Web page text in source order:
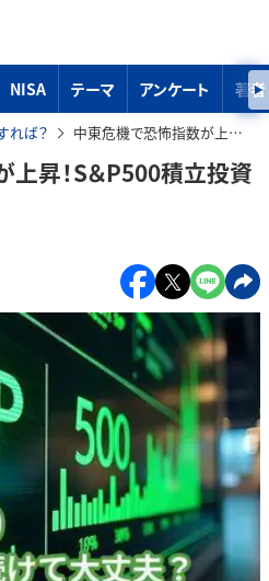
NISA テーマ アンケート 著者
れば？ 中東危機で恐怖指数が上昇！S＆P500積立投資は続けて大丈夫？
昇！S＆P500積立投資